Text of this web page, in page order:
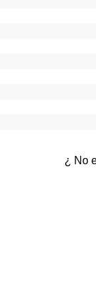
¿ No